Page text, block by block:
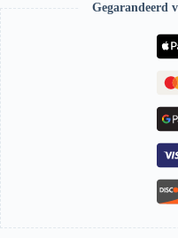
Gegarandeerd